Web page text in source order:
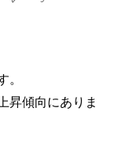
昇傾向にありま